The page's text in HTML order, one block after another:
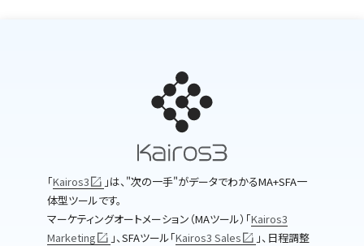
｢Kairos3
｣は、"次の一手"がデータでわかるMA+SFA一
体型ツールです。
マーケティングオートメーション（MAツール）｢Kairos3
Marketing
｣、SFAツール｢Kairos3 Sales
｣、日程調整